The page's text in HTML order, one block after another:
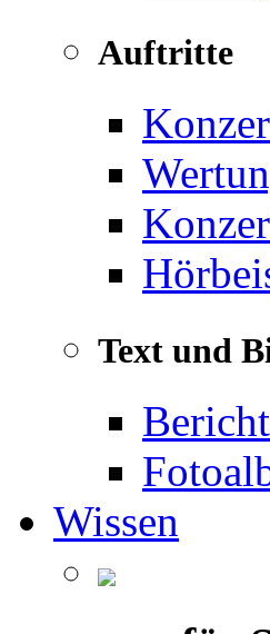
Auftritte
Text und
Wissen